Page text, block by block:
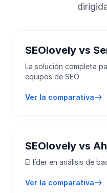
SEOlovely vs
La solución completa
equipos de SEO
Ver la comparativa
SEOlovely vs
El líder en análisis de
Ver la comparativa